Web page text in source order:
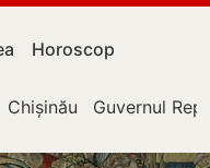
Horoscop
Chișinău Guvernul